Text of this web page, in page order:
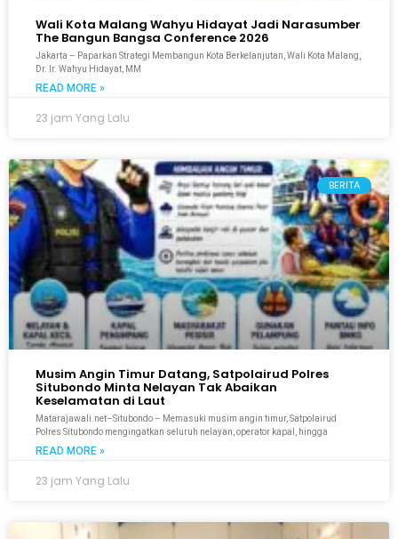
Wali Kota Malang Wahyu Hidayat Jadi Narasumber
The Bangun Bangsa Conference 2026
Jakarta – Paparkan Strategi Membangun Kota Berkelanjutan, Wali Kota Malang,
Dr. Ir. Wahyu Hidayat, MM
READ MORE »
23 jam Yang Lalu
BERITA
Musim Angin Timur Datang, Satpolairud Polres
Situbondo Minta Nelayan Tak Abaikan
Keselamatan di Laut
Matarajawali.net–Situbondo – Memasuki musim angin timur, Satpolairud
Polres Situbondo mengingatkan seluruh nelayan, operator kapal, hingga
READ MORE »
23 jam Yang Lalu